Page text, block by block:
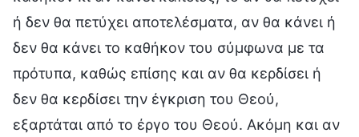
ή δεν θα πετύχει αποτελέσματα, αν θα κάνει ή
δεν θα κάνει το καθήκον του σύμφωνα με τα
πρότυπα, καθώς επίσης και αν θα κερδίσει ή
δεν θα κερδίσει την έγκριση του Θεού,
εξαρτάται από το έργο του Θεού. Ακόμη και αν